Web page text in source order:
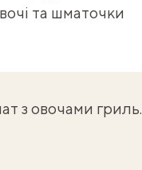
та шматочки
з овочами гриль.